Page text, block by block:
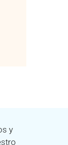
y